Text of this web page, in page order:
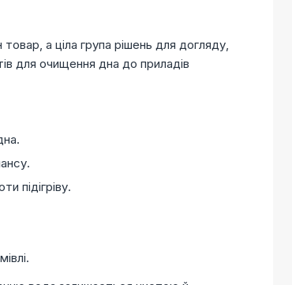
а ціла група рішень для догляду,
для очищення дна до приладів
підігріву.